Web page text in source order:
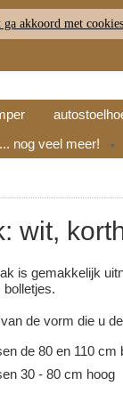
RETOUR
... nog veel meer! ▼
wit,
is gemakkelijk
bolletjes.
de vorm die u
de 80 en 110 cm
30 - 80 cm hoog
ga akkoord met cookies